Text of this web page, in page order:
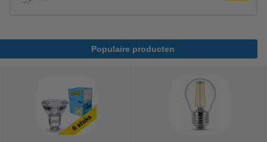
Populaire producten